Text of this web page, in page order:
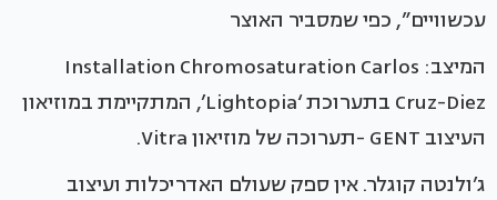
עכשוויים”, כפי שמסביר האוצר
המיצב: Installation Chromosaturation Carlos
Cruz-Diez בתערוכת ‘Lightopia’, המתקיימת במוזיאון
העיצוב GENT -תערוכה של מוזיאון Vitra.
ג’ולנטה קוגלר. אין ספק שעולם האדריכלות ועיצוב